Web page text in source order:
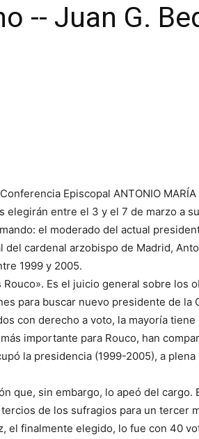
-- Juan G.
Episcopal ANTONIO
elegirán entre el 3 y el 7 de marzo a
el moderado del actual
del cardenal arzobispo de Madrid,
1999 y 2005.
Es el juicio general sobre los
para buscar nuevo presidente de la
con derecho a voto, la mayoría
importante para Rouco, han
la presidencia (1999-2005), a
que, sin embargo, lo apeó del cargo.
de los sufragios para un tercer
el finalmente elegido, lo fue con 40